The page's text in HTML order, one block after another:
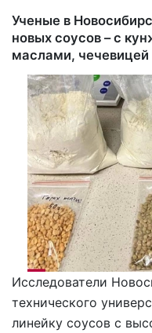
Ученые в
новых соусов – с
маслами, чечевицей
Исследователи
технического
линейку соусов с